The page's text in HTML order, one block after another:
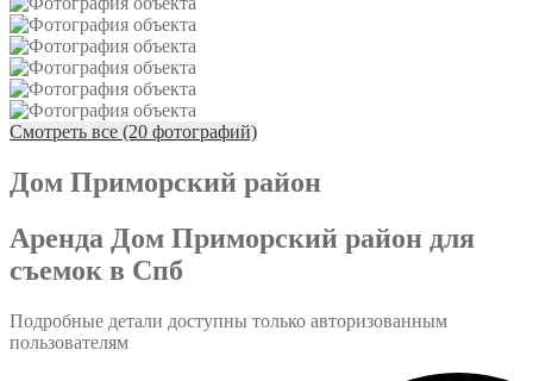
Смотреть все (20 фотографий)
Дом Приморский район
Аренда Дом Приморский район для
съемок в Спб
Подробные детали доступны только авторизованным
пользователям